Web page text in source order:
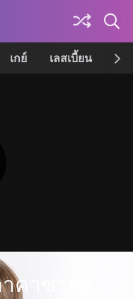
เกย์ เลสเบี้ยน เค
คาซากะ